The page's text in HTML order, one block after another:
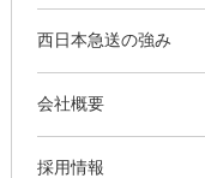
西日本急送の強み
会社概要
採用情報